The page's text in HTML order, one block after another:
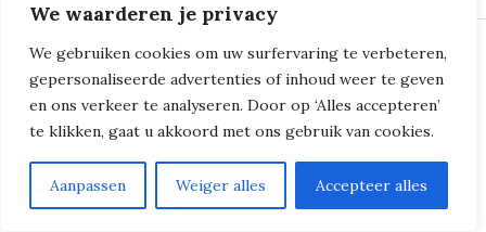
We waarderen je privacy
We gebruiken cookies om uw surfervaring te verbeteren,
gepersonaliseerde advertenties of inhoud weer te geven
en ons verkeer te analyseren. Door op ‘Alles accepteren’
te klikken, gaat u akkoord met ons gebruik van cookies.
Aanpassen Weiger alles Accepteer alles
© 2018 - 2026Milliers de Boucles